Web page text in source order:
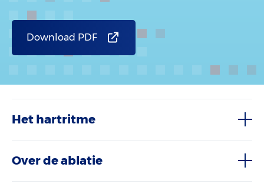
Download PDF
Het hartritme
Over de ablatie